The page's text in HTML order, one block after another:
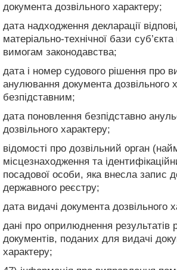
документа дозвільного характеру;
дата надходження декларації
матеріально-технічної бази
вимогам законодавства;
дата і номер судового рішення про
анулювання документа дозвільного
безпідставним;
дата поновлення безпідставно
дозвільного характеру;
відомості про дозвільний орган
місцезнаходження та
посадової особи, яка внесла запис
державного реєстру;
дата видачі документа дозвільного
дані про оприлюднення результатів
документів, поданих для видачі
характеру;